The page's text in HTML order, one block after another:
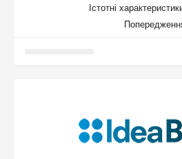
Істотні